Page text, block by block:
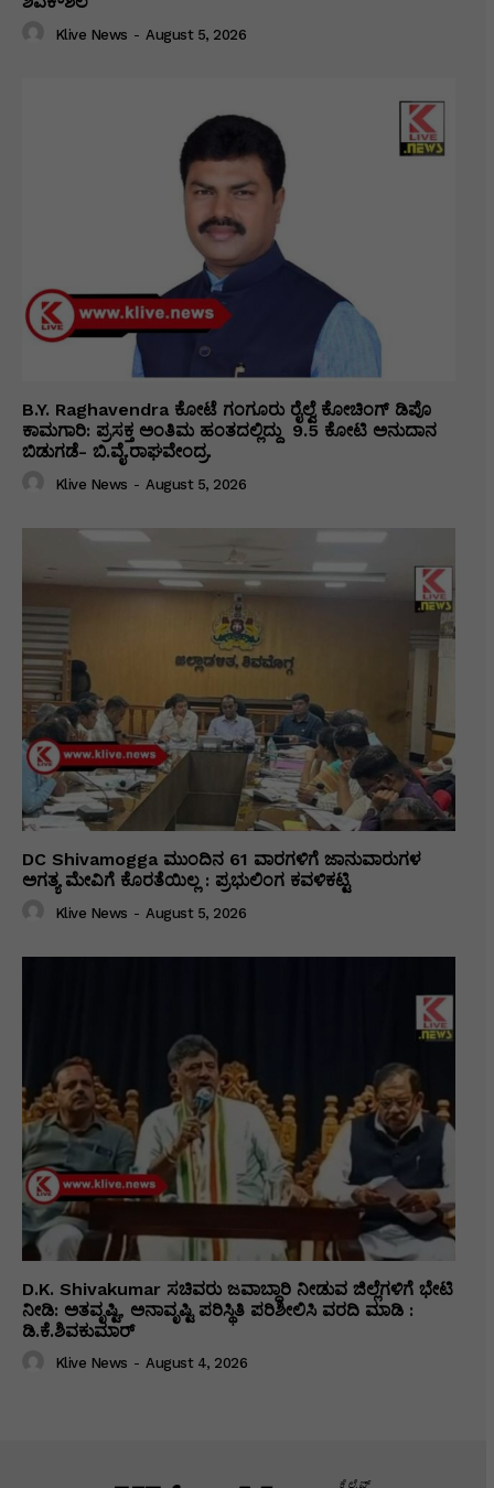
Klive News - August 5, 2026
B.Y. Raghavendra ಕೋಟೆ ಗಂಗೂರು ರೈಲ್ವೆ ಕೋಚಿಂಗ್ ಡಿಪೊ
ಕಾಮಗಾರಿ: ಪ್ರಸಕ್ತ ಅಂತಿಮ ಹಂತದಲ್ಲಿದ್ದು ₹ 9.5 ಕೋಟಿ ಅನುದಾನ
ಬಿಡುಗಡೆ- ಬಿ.ವೈ.ರಾಘವೇಂದ್ರ.
Klive News - August 5, 2026
DC Shivamogga ಮುಂದಿನ 61 ವಾರಗಳಿಗೆ ಜಾನುವಾರುಗಳ
ಅಗತ್ಯ ಮೇವಿಗೆ ಕೊರತೆಯಿಲ್ಲ : ಪ್ರಭುಲಿಂಗ ಕವಳಿಕಟ್ಟಿ
Klive News - August 5, 2026
D.K. Shivakumar ಸಚಿವರು ಜವಾಬ್ದಾರಿ ನೀಡುವ ಜಿಲ್ಲೆಗಳಿಗೆ ಭೇಟಿ
ನೀಡಿ: ಅತವೃಷ್ಟಿ, ಅನಾವೃಷ್ಟಿ ಪರಿಸ್ಥಿತಿ ಪರಿಶೀಲಿಸಿ ವರದಿ ಮಾಡಿ :
ಡಿ.ಕೆ.ಶಿವಕುಮಾರ್
Klive News - August 4, 2026
ಕೆಲೈವ್